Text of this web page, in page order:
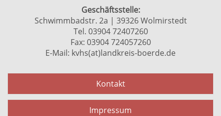
Geschäftsstelle:
Schwimmbadstr. 2a | 39326 Wolmirstedt
Tel. 03904 72407260
Fax: 03904 724057260
E-Mail: kvhs(at)landkreis-boerde.de
Kontakt
Impressum